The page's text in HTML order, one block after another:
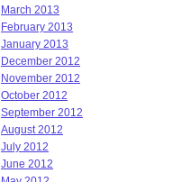
March 2013
February 2013
January 2013
December 2012
November 2012
October 2012
September 2012
August 2012
July 2012
June 2012